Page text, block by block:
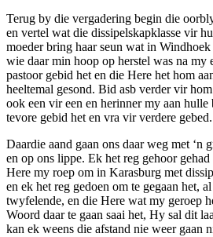
Terug by die vergadering begin die
en vertel wat die dissipelskapklasse vir
moeder bring haar seun wat in
wie daar min hoop op herstel was na
pastoor gebid het en die Here het hom
heeltemal gesond. Bid asb verder vir
ook een vir een en herinner my aan hulle
tevore gebid het en vra vir verdere gebed.
Daardie aand gaan ons daar weg met ‘n
en op ons lippe. Ek het reg gehoor
Here my roep om in Karasburg met
en ek het reg gedoen om te gegaan het,
twyfelende, en die Here wat my geroep
Woord daar te gaan saai het, Hy sal dit
kan ek weens die afstand nie weer gaan